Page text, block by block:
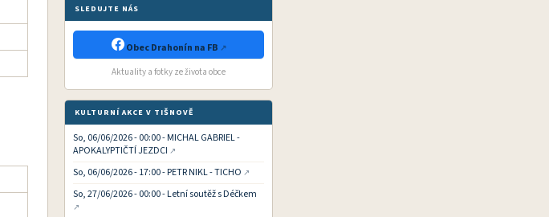
SLEDUJTE NÁS
Obec Drahonín na FB
Aktuality a fotky ze života obce
KULTURNÍ AKCE V TIŠNOVĚ
So, 06/06/2026 - 00:00 - MICHAL GABRIEL -
APOKALYPTIČTÍ JEZDCI
So, 06/06/2026 - 17:00 - PETR NIKL - TICHO
So, 27/06/2026 - 00:00 - Letní soutěž s Déčkem